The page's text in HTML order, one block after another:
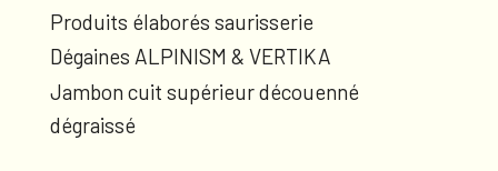
Produits élaborés saurisserie
Dégaines ALPINISM & VERTIKA
Jambon cuit supérieur découenné
dégraissé